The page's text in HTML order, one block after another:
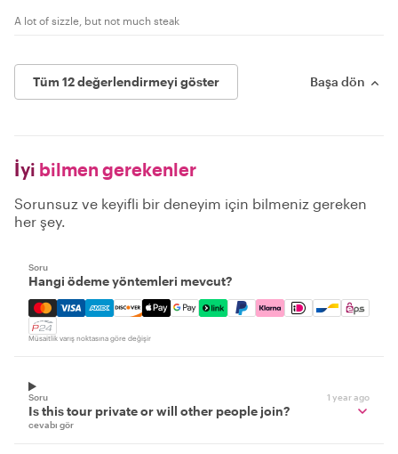
A lot of sizzle, but not much steak
Tüm 12 değerlendirmeyi göster Başa dön
İyi bilmen gerekenler
Sorunsuz ve keyifli bir deneyim için bilmeniz gereken
her şey.
Soru
Hangi ödeme yöntemleri mevcut?
Mastercard, Visa, Amex, Discover, Apple Pay, Google
Müsaitlik varış noktasına göre değişir
Soru 1 year ago
Is this tour private or will other people join?
cevabı gör